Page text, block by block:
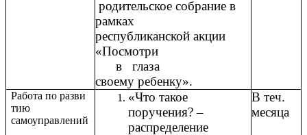
родительское собрание в
рамках
республиканской акции
«Посмотри
в глаза
своему ребенку».
Работа по разви
тию
самоуправлений
«Что такое
поручения? –
распределение
В теч.
месяца